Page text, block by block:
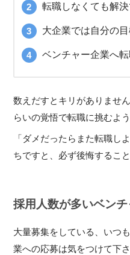
転職しなくても解
大企業では自分の
ベンチャー企業へ
数えだすとキリがありませ
らいの覚悟で転職に挑むよ
「ダメだったらまた転職し
ちですと、必ず後悔するこ
採用人数が多いベン
大量募集をしている、いつ
業への応募は気をつけて下さ